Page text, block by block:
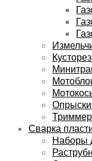
Сварка
Наборы